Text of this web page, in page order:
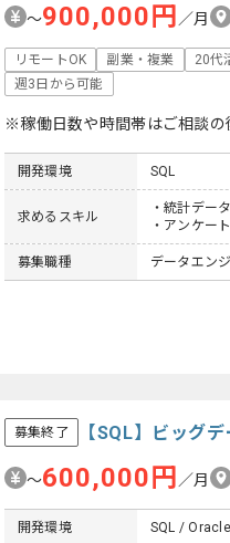
〜900,000円 ／月
リモートOK 副業・複業 20代
週3日から可能
※稼働日数や時間帯はご相談の
開発環境 SQL
求めるスキル
・統計デー
・アンケー
募集職種 データエン
募集終了 【SQL】ビッグ
〜600,000円 ／月
開発環境 SQL /